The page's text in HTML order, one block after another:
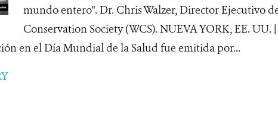
mundo entero". Dr. Chris Walzer, Director Ejecutivo
Conservation Society (WCS). NUEVA YORK, EE. UU. |
en el Día Mundial de la Salud fue emitida por...